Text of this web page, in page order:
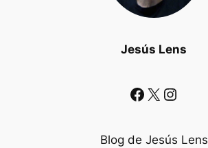
Jesús Lens
Facebook X Instagram
Blog de Jesús Lens